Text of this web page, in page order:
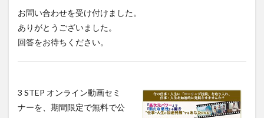
お問い合わせを受け付けました。
ありがとうございました。
回答をお待ちください。
3 STEP オンライン動画セミ
ナーを、期間限定で無料で公